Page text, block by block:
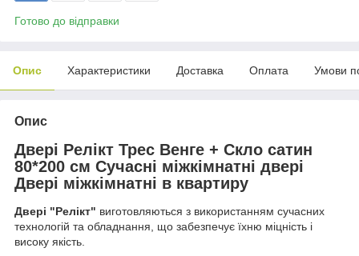
Готово до відправки
Опис Характеристики Доставка Оплата Умови
Опис
Двері Релікт Трес Венге + Скло сатин
80*200 см Сучасні міжкімнатні двері
Двері міжкімнатні в квартиру
Двері "Релікт" виготовляються з використанням сучасних
технологій та обладнання, що забезпечує їхню міцність і
високу якість.